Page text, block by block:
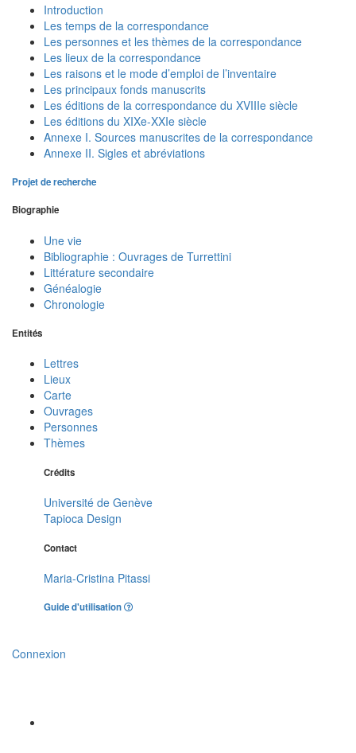
Introduction
Les temps de la correspondance
Les personnes et les thèmes de la correspondance
Les lieux de la correspondance
Les raisons et le mode d’emploi de l’inventaire
Les principaux fonds manuscrits
Les éditions de la correspondance du XVIIIe siècle
Les éditions du XIXe-XXIe siècle
Annexe I. Sources manuscrites de la correspondance
Annexe II. Sigles et abréviations
Projet de recherche
Biographie
Une vie
Bibliographie : Ouvrages de Turrettini
Littérature secondaire
Généalogie
Chronologie
Entités
Lettres
Lieux
Carte
Ouvrages
Personnes
Thèmes
Crédits
Université de Genève
Tapioca Design
Contact
Maria-Cristina Pitassi
Guide d'utilisation
Connexion